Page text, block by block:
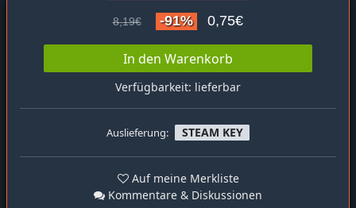
8,19€ -91% 0,75€
In den Warenkorb
Verfügbarkeit: lieferbar
Auslieferung: STEAM KEY
Auf meine Merkliste
Kommentare & Diskussionen